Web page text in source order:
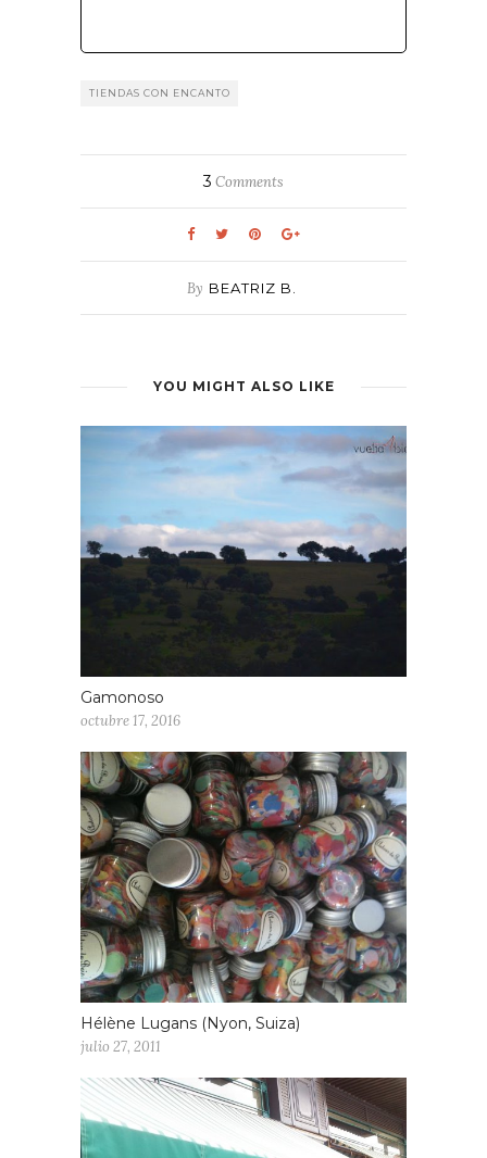
TIENDAS CON ENCANTO
3 Comments
By BEATRIZ B.
YOU MIGHT ALSO LIKE
Gamonoso
octubre 17, 2016
Hélène Lugans (Nyon, Suiza)
julio 27, 2011